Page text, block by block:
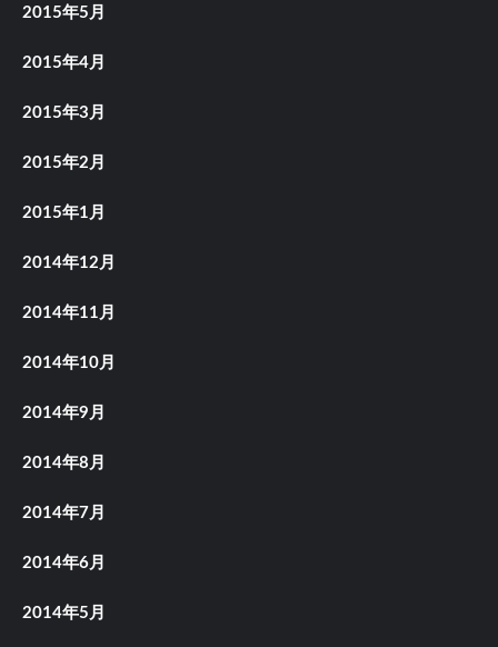
2015年5月
2015年4月
2015年3月
2015年2月
2015年1月
2014年12月
2014年11月
2014年10月
2014年9月
2014年8月
2014年7月
2014年6月
2014年5月